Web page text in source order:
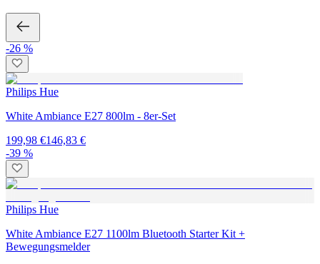
-26 %
Philips Hue
White Ambiance E27 800lm - 8er-Set
199,98 €146,83 €
-39 %
Philips Hue
White Ambiance E27 1100lm Bluetooth Starter Kit +
Bewegungsmelder